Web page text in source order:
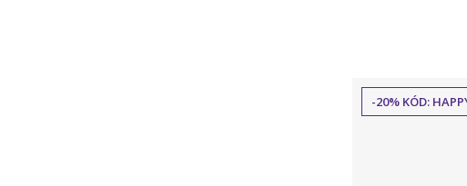
-20% KÓD: